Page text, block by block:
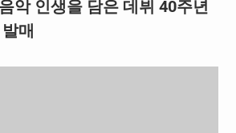
악 인생을 담은 데뷔 40주년
매